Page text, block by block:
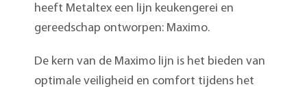
heeft Metaltex een lijn keukengerei en
gereedschap ontworpen: Maximo.
De kern van de Maximo lijn is het bieden van
optimale veiligheid en comfort tijdens het